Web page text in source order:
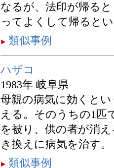
なるが、法印が帰る
ってよくして帰ると
類似事例
ハザコ
1983年 岐阜県
母親の病気に効くと
える。そのうちの1匹
を被り、供の者が消
き換えに病気を治す。
類似事例